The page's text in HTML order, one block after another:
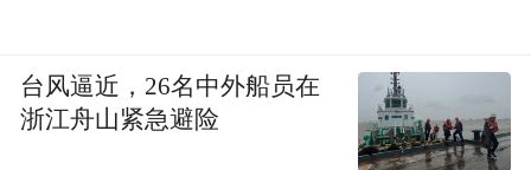
台风逼近，26名中外船员在
浙江舟山紧急避险